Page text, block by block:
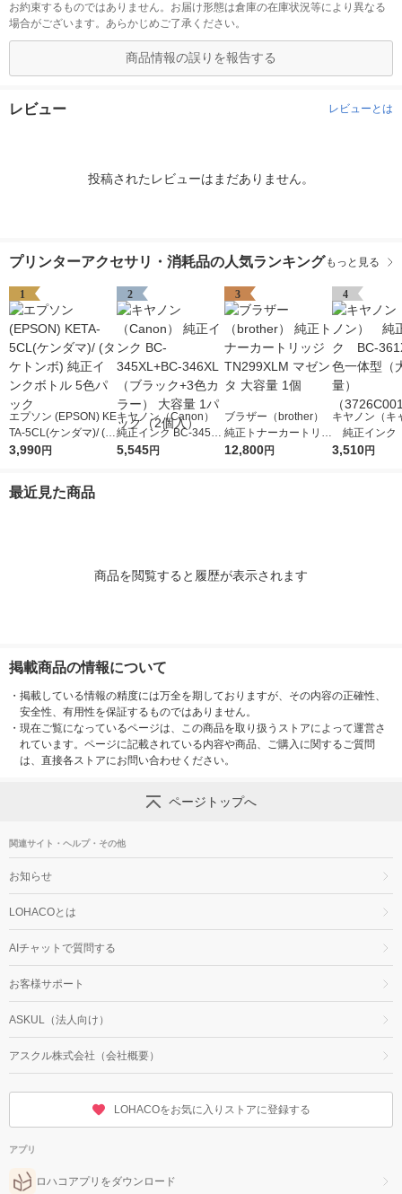
お約束するものではありません。お届け形態は倉庫の在庫状況等により異なる
場合がございます。あらかじめご了承ください。
商品情報の誤りを報告する
レビュー レビューとは
投稿されたレビューはまだありません。
プリンターアクセサリ・消耗品の人気ランキング もっと見る
1
エプソン (EPSON) KE
TA-5CL(ケンダマ)/ (タ
ケトンボ) 純正インク
3,990円
2
キヤノン（Canon）
純正インク BC-345XL
+BC-346XL （ブラッ
5,545円
3
ブラザー（brother）
純正トナーカートリッ
ジ TN299XLM マゼン
12,800円
4
キヤノン（キ
純正イン
1XL 3色一体
3,510円
最近見た商品
商品を閲覧すると履歴が表示されます
掲載商品の情報について
・ 掲載している情報の精度には万全を期しておりますが、その内容の正確性、
安全性、有用性を保証するものではありません。
・ 現在ご覧になっているページは、この商品を取り扱うストアによって運営さ
れています。ページに記載されている内容や商品、ご購入に関するご質問
は、直接各ストアにお問い合わせください。
ページトップへ
関連サイト・ヘルプ・その他
お知らせ
LOHACOとは
AIチャットで質問する
お客様サポート
ASKUL（法人向け）
アスクル株式会社（会社概要）
LOHACOをお気に入りストアに登録する
アプリ
ロハコアプリをダウンロード